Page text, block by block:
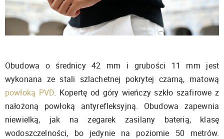
Obudowa o średnicy 42 mm i grubości 11 mm jest
wykonana ze stali szlachetnej pokrytej czarną, matową
powłoką PVD. Kopertę od góry wieńczy szkło szafirowe z
nałożoną powłoką antyrefleksyjną. Obudowa zapewnia
niewielką, jak na zegarek zasilany baterią, klasę
wodoszczelności, bo jedynie na poziomie 50 metrów.